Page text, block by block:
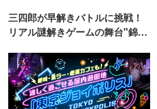
三四郎が早解きバトルに挑戦！
リアル謎解きゲームの舞台"錦糸